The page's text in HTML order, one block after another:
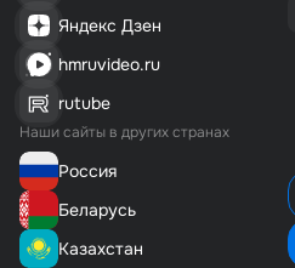
Яндекс Дзен
hmruvideo.ru
rutube
Наши сайты в других странах
Россия
Беларусь
Казахстан